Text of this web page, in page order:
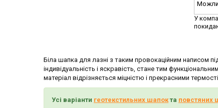
У
Біла шапка для лазні з таким провокаційним написом
індивідуальність і яскравість, стане тим
матеріал відрізняється міцністю і прекрасними
Усі варіанти геотекстильних шапокта повстяних